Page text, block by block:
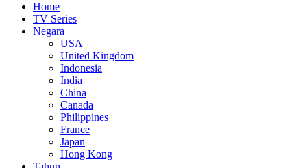
Home
TV Series
Negara
USA
United Kingdom
Indonesia
India
China
Canada
Philippines
France
Japan
Hong Kong